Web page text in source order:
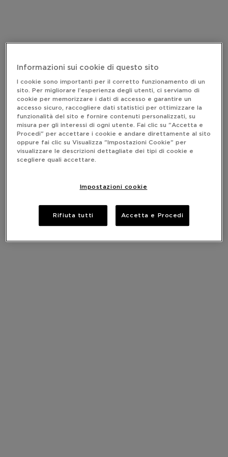
Informazioni sui cookie di questo sito
I cookie sono importanti per il corretto funzionamento di un
sito. Per migliorare l’esperienza degli utenti, ci serviamo di
cookie per memorizzare i dati di accesso e garantire un
accesso sicuro, raccogliere dati statistici per ottimizzare la
funzionalità del sito e fornire contenuti personalizzati, su
misura per gli interessi di ogni utente. Fai clic su "Accetta e
Procedi" per accettare i cookie e andare direttamente al sito
oppure fai clic su Visualizza "Impostazioni Cookie" per
visualizzare le descrizioni dettagliate dei tipi di cookie e
scegliere quali accettare.
Impostazioni cookie
Rifiuta tutti Accetta e Procedi